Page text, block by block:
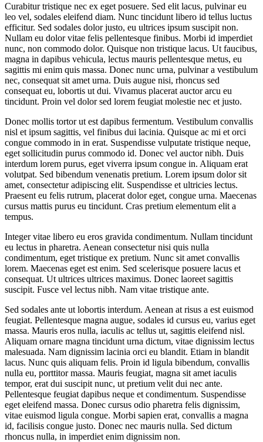
Curabitur tristique nec ex eget posuere. Sed elit lacus, pulvinar eu
leo vel, sodales eleifend diam. Nunc tincidunt libero id tellus luctus
efficitur. Sed sodales dolor justo, eu ultrices ipsum suscipit non.
Nullam eu dolor vitae felis pellentesque finibus. Morbi id imperdiet
nunc, non commodo dolor. Quisque non tristique lacus. Ut faucibus,
magna in dapibus vehicula, lectus mauris pellentesque metus, eu
sagittis mi enim quis massa. Donec nunc urna, pulvinar a vestibulum
nec, consequat sit amet urna. Duis augue nisi, rhoncus sed
consequat eu, lobortis ut dui. Vivamus placerat auctor arcu eu
tincidunt. Proin vel dolor sed lorem feugiat molestie nec et justo.
Donec mollis tortor ut est dapibus fermentum. Vestibulum convallis
nisl et ipsum sagittis, vel finibus dui lacinia. Quisque ac mi et orci
congue commodo in in erat. Suspendisse vulputate tristique neque,
eget sollicitudin purus commodo id. Donec vel auctor nibh. Duis
interdum lorem purus, eget viverra ipsum congue in. Aliquam erat
volutpat. Sed bibendum venenatis pretium. Lorem ipsum dolor sit
amet, consectetur adipiscing elit. Suspendisse et ultricies lectus.
Praesent eu felis rutrum, placerat dolor eget, congue urna. Maecenas
cursus mattis purus eu tincidunt. Cras pretium elementum elit a
tempus.
Integer vitae libero eu eros gravida condimentum. Nullam tincidunt
eu lectus in pharetra. Aenean consectetur nisi quis nulla
condimentum, eget tristique ex pretium. Nunc sit amet convallis
lorem. Maecenas eget est enim. Sed scelerisque posuere lacus et
consequat. Ut ultrices ultrices maximus. Donec laoreet sagittis
suscipit. Fusce vel lectus nibh. Nam vitae tristique ante.
Sed sodales ante ut lobortis interdum. Aenean at risus a est euismod
feugiat. Pellentesque magna augue, sodales id cursus eu, varius eget
massa. Mauris eros nulla, iaculis ac tellus ut, sagittis eleifend nisl.
Aliquam ornare magna tincidunt urna dictum, vitae dignissim lectus
malesuada. Nam dignissim lacinia orci eu blandit. Etiam in blandit
lacus. Nunc quis aliquam felis. Proin id ligula bibendum, convallis
nulla eu, porttitor massa. Mauris feugiat, magna sit amet iaculis
tempor, erat dui suscipit nunc, ut pretium velit dui nec ante.
Pellentesque feugiat dapibus neque et condimentum. Suspendisse
eget eleifend massa. Donec cursus odio pharetra felis dignissim,
vitae euismod ligula congue. Morbi sapien erat, convallis a magna
id, facilisis congue justo. Donec nec mauris nulla. Sed dictum
rhoncus nulla, in imperdiet enim dignissim non.